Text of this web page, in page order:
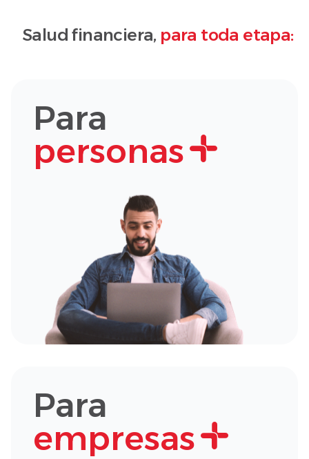
Salud financiera, para toda etapa:
Para
personas
Para
empresas